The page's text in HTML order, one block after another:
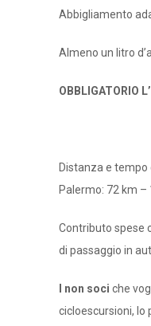
Abbigliamento
Almeno un litro
OBBLIGATORIO
Distanza e
Palermo: 72 km –
Contributo spese
di passaggio in
I non soci che
cicloescursioni,